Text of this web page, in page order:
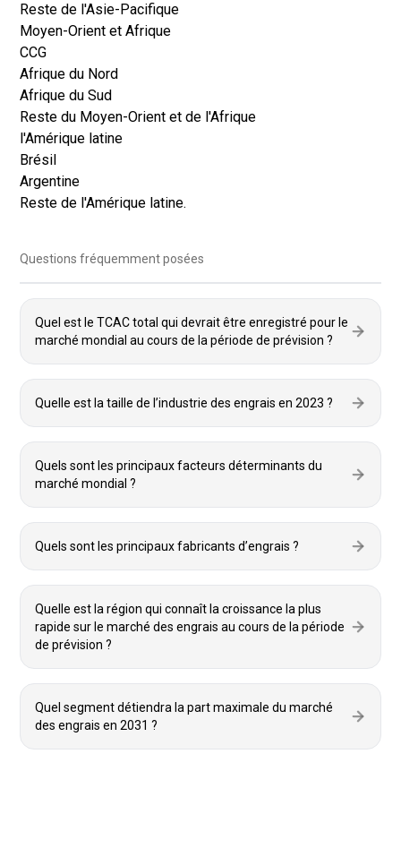
Reste de l'Asie-Pacifique
Moyen-Orient et Afrique
CCG
Afrique du Nord
Afrique du Sud
Reste du Moyen-Orient et de l'Afrique
l'Amérique latine
Brésil
Argentine
Reste de l'Amérique latine.
Questions fréquemment posées
Quel est le TCAC total qui devrait être enregistré pour le
marché mondial au cours de la période de prévision ?
Quelle est la taille de l’industrie des engrais en 2023 ?
Quels sont les principaux facteurs déterminants du
marché mondial ?
Quels sont les principaux fabricants d’engrais ?
Quelle est la région qui connaît la croissance la plus
rapide sur le marché des engrais au cours de la période
de prévision ?
Quel segment détiendra la part maximale du marché
des engrais en 2031 ?